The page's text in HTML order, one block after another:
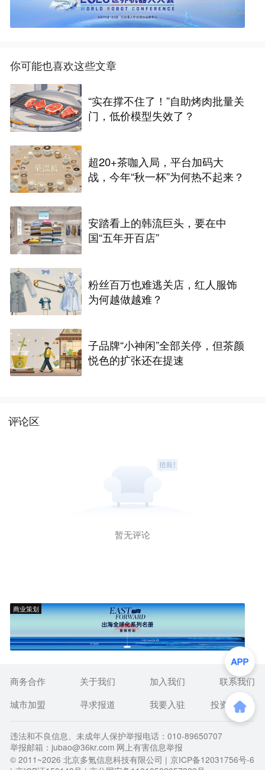
你可能也喜欢这些文章
“实在撑不住了！”自助烤肉批量关
门，低价模型失效了？
超20+茶咖入局，平台加码大
战，今年“秋一杯”为何热不起来？
安踏看上的韩流巨头，要在中
国“五年开百店”
粉丝百万也难逃关店，红人服饰
为何越做越难？
子品牌“小神闲”全部关停，但茶颜
悦色的扩张还在提速
评论区
暂无评论
商业策划
商务合作 关于我们 加入我们
联系我们
城市加盟
寻求报道 我要入驻 投资者关系
违法和不良信息、未成年人保护举报电话：010-89650707
举报邮箱：jubao@36kr.com 网上有害信息举报
© 2011~2026 北京多氪信息科技有限公司 | 京ICP备12031756号-6